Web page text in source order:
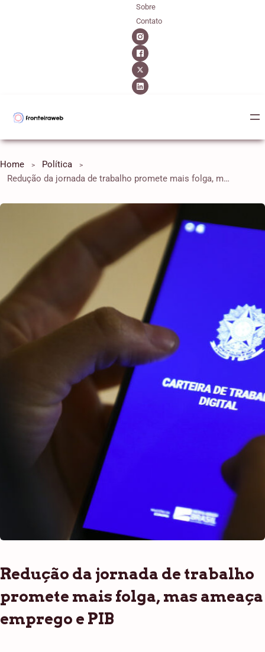
Sobre
Contato
Home
Política
Redução da jornada de trabalho promete mais folga, mas ameaça emprego e PIB
Redução da jornada de trabalho
promete mais folga, mas ameaça
emprego e PIB